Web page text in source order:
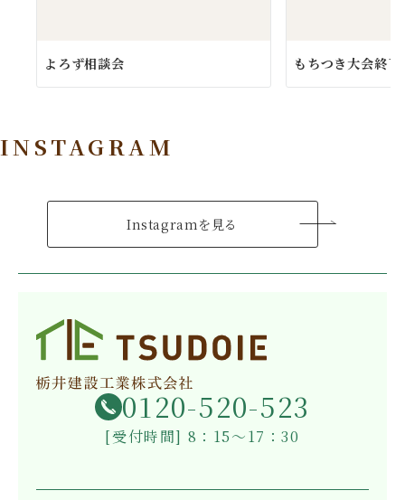
よろず相談会 もちつき大会終
INSTAGRAM
Instagramを見る
0120-520-523
[受付時間] 8：15～17：30